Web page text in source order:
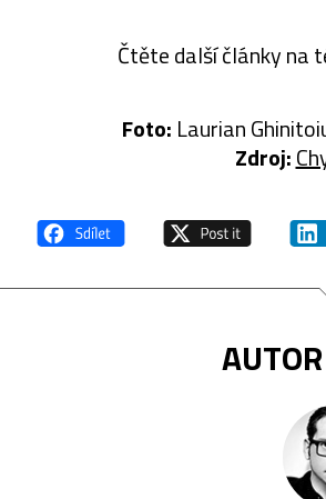
Čtěte další články na
Foto: Laurian
Zdroj: